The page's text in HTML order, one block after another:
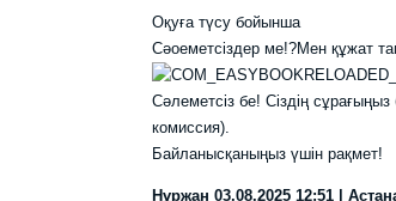
Оқуға түсу бойынша
Сәоеметсіздер ме!?Мен құжат
Сәлеметсіз бе! Сіздің
комиссия).
Байланысқаныңыз үшін рақмет!
Нұржан 03.08.2025 12:51 |